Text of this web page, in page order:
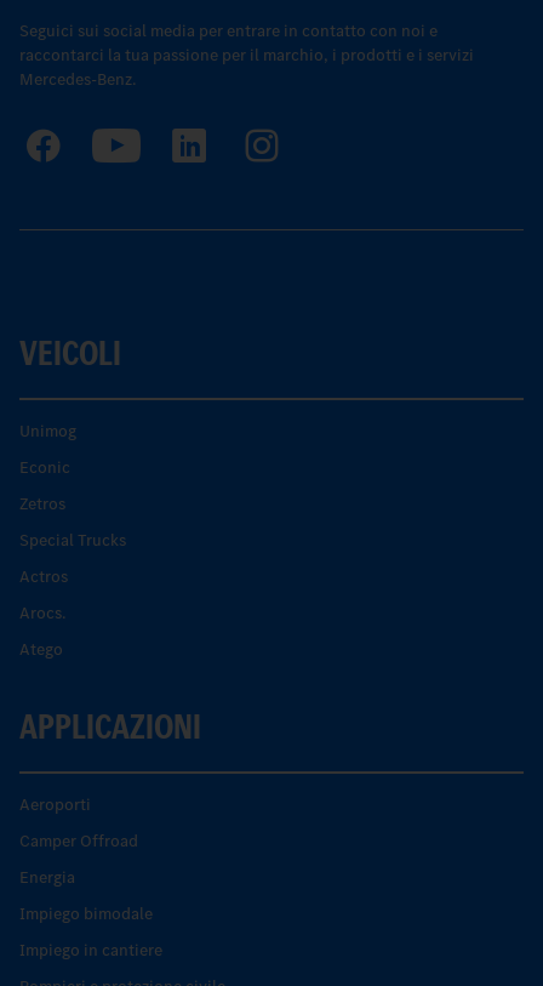
Seguici sui social media per entrare in contatto con noi e
raccontarci la tua passione per il marchio, i prodotti e i servizi
Mercedes-Benz.
VEICOLI
Unimog
Econic
Zetros
Special Trucks
Actros
Arocs.
Atego
APPLICAZIONI
Aeroporti
Camper Offroad
Energia
Impiego bimodale
Impiego in cantiere